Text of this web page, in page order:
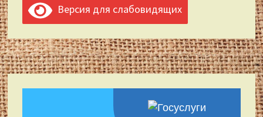
Версия для слабовидящих